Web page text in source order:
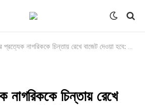
প্রত্যেক নাগরিককে চিন্তায় রেখে বাজেট দেওয়া হবে: অর্থমন্ত্রী
নাগরিককে চিন্তায় রেখে